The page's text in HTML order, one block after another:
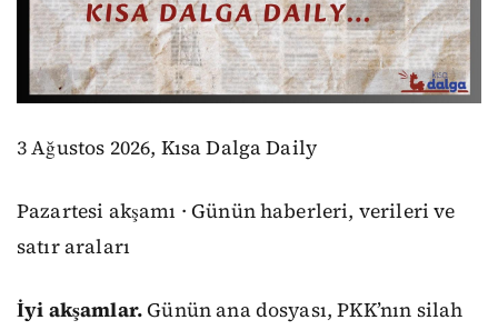
3 Ağustos 2026, Kısa Dalga Daily
Pazartesi akşamı · Günün haberleri, verileri ve
satır araları
İyi akşamlar.Günün ana dosyası, PKK’nın silah